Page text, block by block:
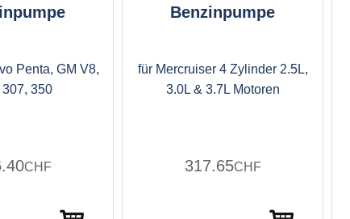
Penta, GM V8,
350
CHF
Benzinpumpe
für Mercruiser 4 Zylinder 2.5L,
3.0L & 3.7L Motoren
317.65CHF